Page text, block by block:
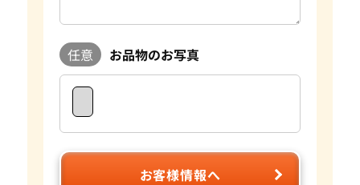
タッフやダイヤモンドテスターなどの専門の査定具を完備し
ているため、全国の店舗ですぐに正確な査定が可能です。 気
になるお品物がございましたら是非おたからやをご利用くだ
任意 お品物のお写真
お客様情報へ